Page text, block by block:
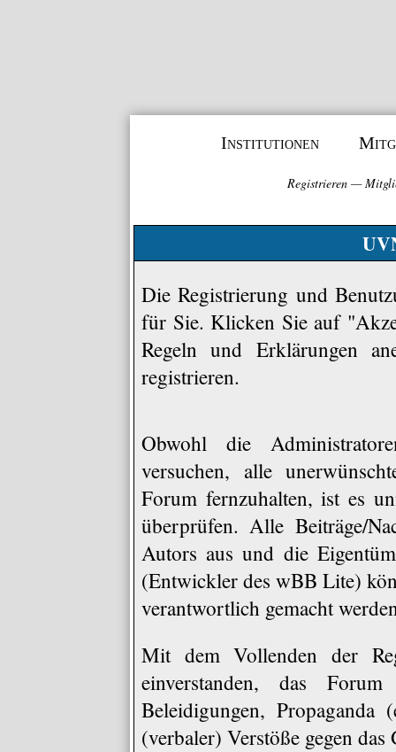
Institutionen
Registrieren—
Die Registrierung und
für Sie. Klicken Sie auf
Regeln und Erklärungen
registrieren.
Obwohl die
versuchen, alle
Forum fernzuhalten, ist es
überprüfen. Alle Beiträge/
Autors aus und die
(Entwickler des wBB Lite)
verantwortlich gemacht
Mit dem Vollenden der
einverstanden, das
Beleidigungen, Propaganda
(verbaler) Verstöße gegen das